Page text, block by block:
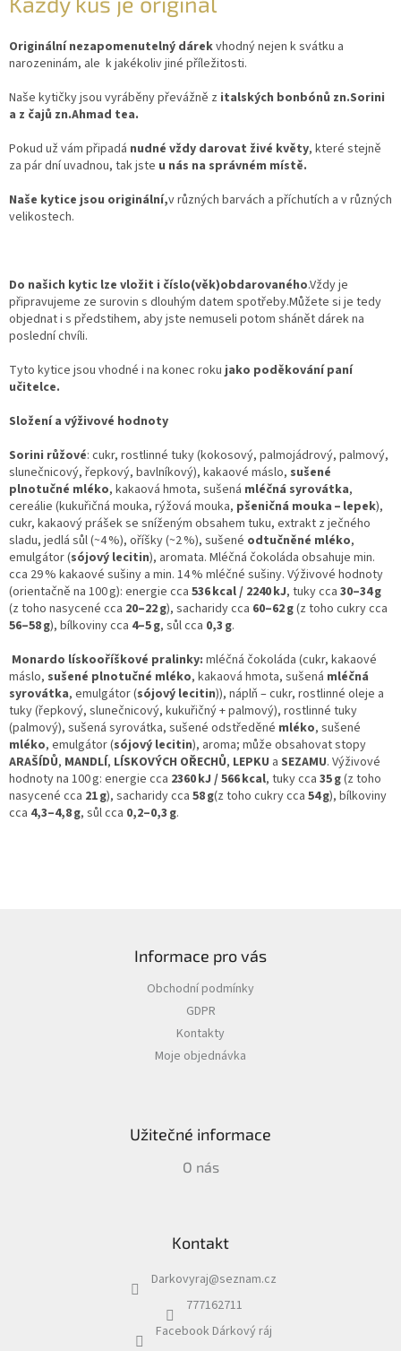
Originální nezapomenutelný dárekvhodný nejen k svátku a
narozeninám, ale k jakékoliv jiné příležitosti.
Naše kytičky jsou vyráběny převážně z italských bonbónů zn.Sorini
a z čajů zn.Ahmad tea.
Pokud už vám připadá nudné vždy darovat živé květy, které stejně
za pár dní uvadnou, tak jste u nás na správném místě.
Naše kytice jsou originální,v různých barvách a příchutích a v různých
velikostech.
Do našich kytic lze vložit i číslo(věk)obdarovaného.Vždy je
připravujeme ze surovin s dlouhým datem spotřeby.Můžete si je tedy
objednat i s předstihem, aby jste nemuseli potom shánět dárek na
poslední chvíli.
Tyto kytice jsou vhodné i na konec roku jako poděkování paní
učitelce.
Složení a výživové hodnoty
Sorini růžové: cukr, rostlinné tuky (kokosový, palmojádrový, palmový,
slunečnicový, řepkový, bavlníkový), kakaové máslo, sušené
plnotučné mléko, kakaová hmota, sušená mléčná syrovátka,
cereálie (kukuřičná mouka, rýžová mouka, pšeničná mouka – lepek),
cukr, kakaový prášek se sníženým obsahem tuku, extrakt z ječného
sladu, jedlá sůl (~4 %), oříšky (~2 %), sušené odtučněné mléko,
emulgátor (sójový lecitin), aromata. Mléčná čokoláda obsahuje min.
cca 29 % kakaové sušiny a min. 14 % mléčné sušiny. Výživové hodnoty
(orientačně na 100 g): energie cca 536 kcal / 2240 kJ, tuky cca 30–34 g
(z toho nasycené cca 20–22 g), sacharidy cca 60–62 g(z toho cukry cca
56–58 g), bílkoviny cca 4–5 g, sůl cca 0,3 g.
Monardo lískooříškové pralinky: mléčná čokoláda (cukr, kakaové
máslo, sušené plnotučné mléko, kakaová hmota, sušená mléčná
syrovátka, emulgátor (sójový lecitin)), náplň – cukr, rostlinné oleje a
tuky (řepkový, slunečnicový, kukuřičný + palmový), rostlinné tuky
(palmový), sušená syrovátka, sušené odstředěné mléko, sušené
mléko, emulgátor (sójový lecitin), aroma; může obsahovat stopy
ARAŠÍDŮ, MANDLÍ, LÍSKOVÝCH OŘECHŮ, LEPKU a SEZAMU. Výživové
hodnoty na 100 g: energie cca 2360 kJ / 566 kcal, tuky cca 35 g(z toho
nasycené cca 21 g), sacharidy cca 58 g(z toho cukry cca 54 g), bílkoviny
cca 4,3–4,8 g, sůl cca 0,2–0,3 g.
Informace pro vás
Obchodní podmínky
GDPR
Kontakty
Moje objednávka
Užitečné informace
O nás
Kontakt
Darkovyraj@seznam.cz
777162711
Facebook Dárkový ráj